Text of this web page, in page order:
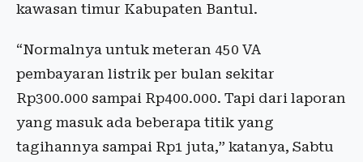
kawasan timur Kabupaten Bantul.
“Normalnya untuk meteran 450 VA
pembayaran listrik per bulan sekitar
Rp300.000 sampai Rp400.000. Tapi dari laporan
yang masuk ada beberapa titik yang
tagihannya sampai Rp1 juta,” katanya, Sabtu